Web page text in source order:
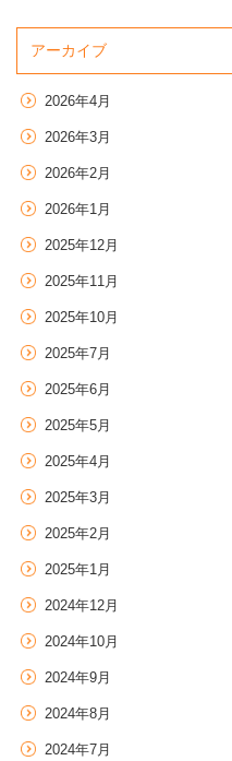
アーカイブ
2026年4月
2026年3月
2026年2月
2026年1月
2025年12月
2025年11月
2025年10月
2025年7月
2025年6月
2025年5月
2025年4月
2025年3月
2025年2月
2025年1月
2024年12月
2024年10月
2024年9月
2024年8月
2024年7月